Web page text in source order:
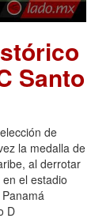
Santo
de
la medalla de
al derrotar
el estadio
D